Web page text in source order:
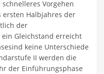
Vorgehen
ersten Halbjahres der
der
Gleichstand erreicht
keine Unterschiede
II werden die
der Einführungsphase